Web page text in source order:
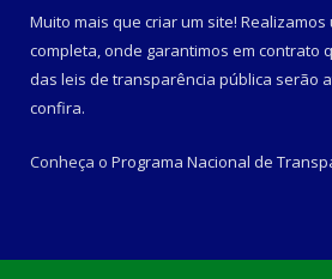
Muito mais que criar um site!
completa, onde garantimos em contrato
das leis de transparência pública serão
confira.
Conheça o Programa Nacional de